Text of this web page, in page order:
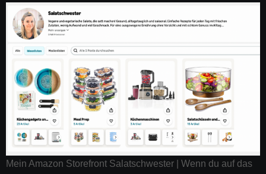
Mein Amazon Storefront Salatschwester | Wenn du auf das